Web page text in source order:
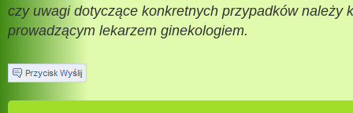
czy uwagi dotyczące konkretnych przypadków należy
prowadzącym lekarzem ginekologiem.